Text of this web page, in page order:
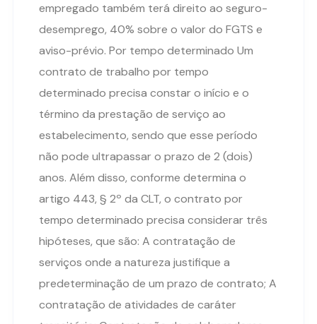
empregado também terá direito ao seguro-
desemprego, 40% sobre o valor do FGTS e
aviso-prévio. Por tempo determinado Um
contrato de trabalho por tempo
determinado precisa constar o início e o
término da prestação de serviço ao
estabelecimento, sendo que esse período
não pode ultrapassar o prazo de 2 (dois)
anos. Além disso, conforme determina o
artigo 443, § 2º da CLT, o contrato por
tempo determinado precisa considerar três
hipóteses, que são: A contratação de
serviços onde a natureza justifique a
predeterminação de um prazo de contrato; A
contratação de atividades de caráter